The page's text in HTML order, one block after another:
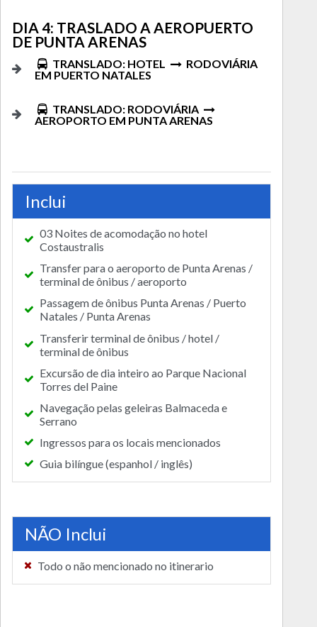
DIA 4: TRASLADO A AEROPUERTO
DE PUNTA ARENAS
TRANSLADO: HOTEL
RODOVIÁRIA
EM PUERTO NATALES
TRANSLADO: RODOVIÁRIA
AEROPORTO EM PUNTA ARENAS
Inclui
03 Noites de acomodação no hotel
Costaustralis
Transfer para o aeroporto de Punta Arenas /
terminal de ônibus / aeroporto
Passagem de ônibus Punta Arenas / Puerto
Natales / Punta Arenas
Transferir terminal de ônibus / hotel /
terminal de ônibus
Excursão de dia inteiro ao Parque Nacional
Torres del Paine
Navegação pelas geleiras Balmaceda e
Serrano
Ingressos para os locais mencionados
Guia bilíngue (espanhol / inglês)
NÃO Inclui
Todo o não mencionado no itinerario